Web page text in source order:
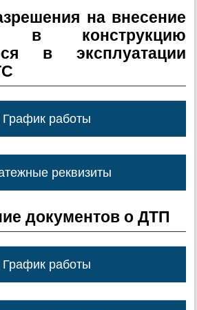
на внесение
в конструкцию
в эксплуатации
График работы
реквизиты
документов о ДТП
График работы